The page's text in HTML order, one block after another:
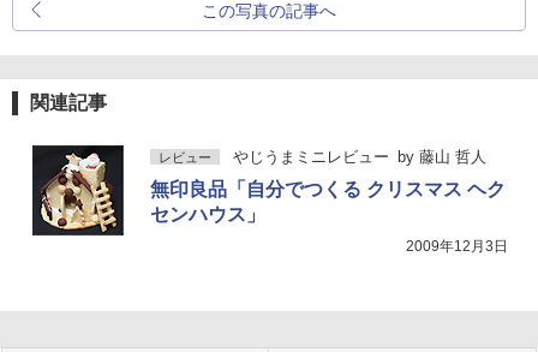
この写真の記事へ
関連記事
レビュー やじうまミニレビュー by 藤山 哲人
無印良品「自分でつくる クリスマス ヘク
センハウス」
2009年12月3日